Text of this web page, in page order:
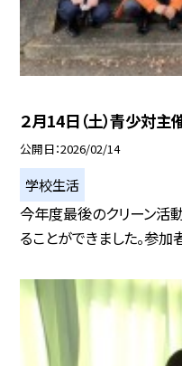
２月14日（土）青少対
公開日 2026/02/14
学校生活
今年度最後のクリーン活
ることができました。参加